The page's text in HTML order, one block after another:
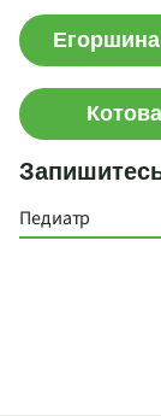
Педиатр